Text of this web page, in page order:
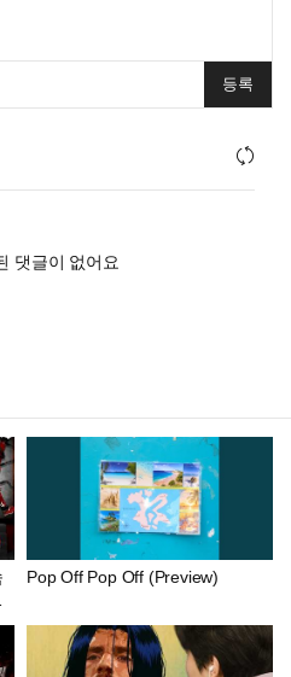
등록
댓글이 없어요
Pop Off Pop Off (Preview)